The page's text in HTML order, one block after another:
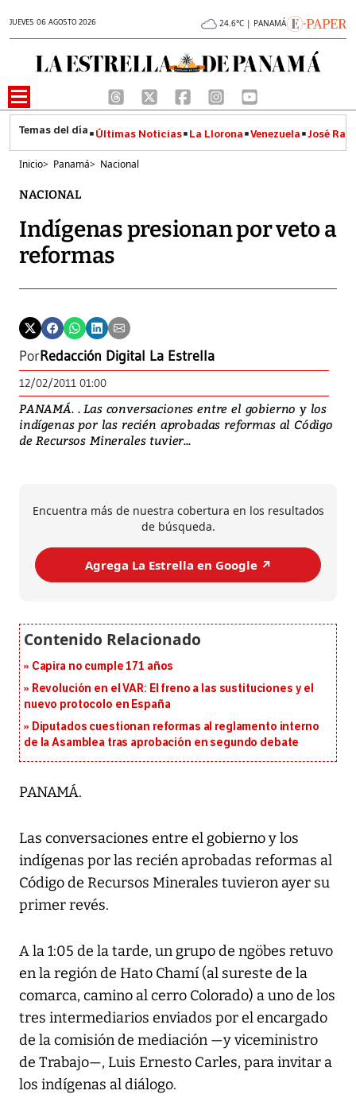
JUEVES 06 AGOSTO 2026 24.6°C | PANAMÁ
Últimas Noticias La Llorona Venezuela José
Inicio> Panamá> Nacional
NACIONAL
Indígenas presionan por veto a
reformas
PorRedacción Digital La Estrella
12/02/2011 01:00
PANAMÁ. . Las conversaciones entre el gobierno y los
indígenas por las recién aprobadas reformas al Código
de Recursos Minerales tuvier...
Encuentra más de nuestra cobertura en los resultados
de búsqueda.
Agrega La Estrella en Google ↗️
Capira no cumple 171 años
Revolución en el VAR: El freno a las sustituciones y el
nuevo protocolo en España
Diputados cuestionan reformas al reglamento interno
de la Asamblea tras aprobación en segundo debate
PANAMÁ.
Las conversaciones entre el gobierno y los
indígenas por las recién aprobadas reformas al
Código de Recursos Minerales tuvieron ayer su
primer revés.
A la 1:05 de la tarde, un grupo de ngöbes retuvo
en la región de Hato Chamí (al sureste de la
comarca, camino al cerro Colorado) a uno de los
tres intermediarios enviados por el encargado
de la comisión de mediación —y viceministro
de Trabajo—, Luis Ernesto Carles, para invitar a
los indígenas al diálogo.